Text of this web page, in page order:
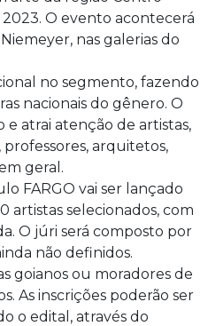
O evento acontecerá
nas galerias do
no segmento, fazendo
nacionais do gênero. O
atrai atenção de artistas,
arquitetos,
geral.
FARGO vai ser lançado
artistas selecionados, com
O júri será composto por
não definidos.
goianos ou moradores de
As inscrições poderão ser
o edital, através do